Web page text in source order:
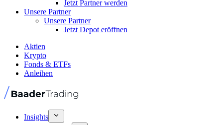
Jetzt Partner werden
Unsere Partner
Unsere Partner
Jetzt Depot eröffnen
Aktien
Krypto
Fonds & ETFs
Anleihen
Insights